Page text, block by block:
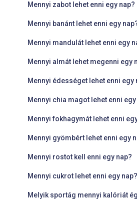
Mennyi zabot lehet enni egy nap?
Mennyi banánt lehet enni egy
Mennyi mandulát lehet enni egy
Mennyi almát lehet megenni egy
Mennyi édességet lehet enni egy
Mennyi chia magot lehet enni egy
Mennyi fokhagymát lehet enni
Mennyi gyömbért lehet enni egy
Mennyi rostot kell enni egy nap?
Mennyi cukrot lehet enni egy nap?
Melyik sportág mennyi kalóriát